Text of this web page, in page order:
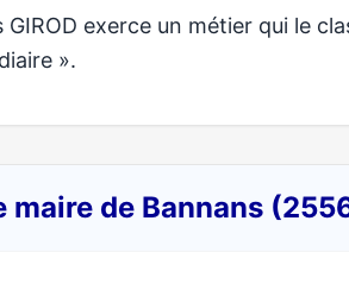
GIROD exerce un métier qui le
».
maire de Bannans